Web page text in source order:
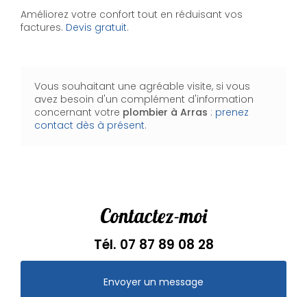
Améliorez votre confort tout en réduisant vos
factures. Devis gratuit.
Vous souhaitant une agréable visite, si vous
avez besoin d'un complément d'information
concernant votre plombier à Arras : prenez
contact dès à présent.
Contactez-moi
Tél. 07 87 89 08 28
Envoyer un message